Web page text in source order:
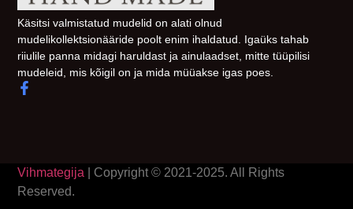
Käsitsi valmistatud mudelid on alati olnud
mudelikollektsionääride poolt enim ihaldatud. Igaüks tahab
riiulile panna midagi haruldast ja ainulaadset, mitte tüüpilisi
mudeleid, mis kõigil on ja mida müüakse igas poes.
Vihmategija | Copyright © 2021-2025. All Rights
Reserved.